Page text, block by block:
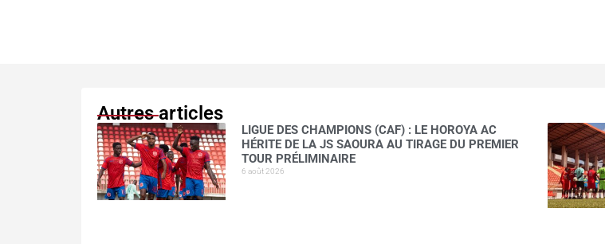
Autres articles
LIGUE DES CHAMPIONS (CAF) : LE HOROYA AC
HÉRITE DE LA JS SAOURA AU TIRAGE DU PREMIER
TOUR PRÉLIMINAIRE
6 août 2026